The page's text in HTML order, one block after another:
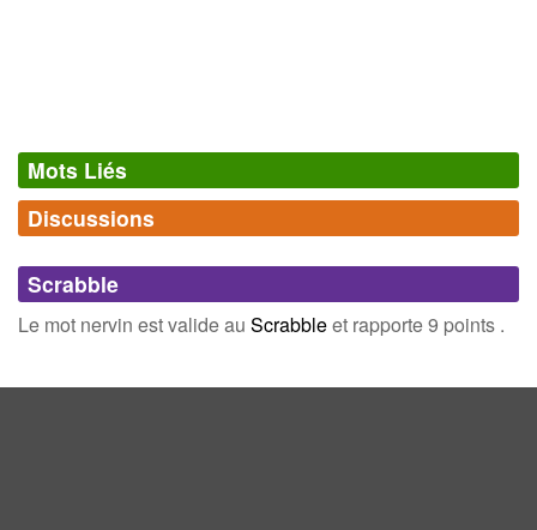
Mots Liés
Synonymes(0)
Mots avec la même signification
Mots liés par leur sémantique
Discussions
Connectez-vous inscrivez-vous
Scrabble
Le mot nervin est valide au Scrabbleet rapporte 9 points .